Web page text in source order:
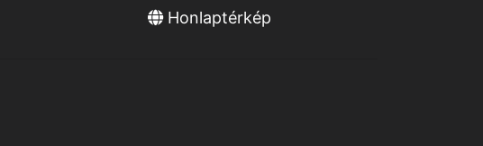
Honlaptérkép